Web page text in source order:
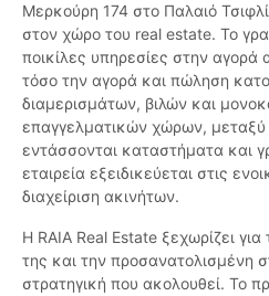
Μερκούρη 174 στο Παλαιό
στον χώρο του real estate. Το
ποικίλες υπηρεσίες στην αγορά
τόσο την αγορά και πώληση
διαμερισμάτων, βιλών και
επαγγελματικών χώρων,
εντάσσονται καταστήματα και
εταιρεία εξειδικεύεται στις
διαχείριση ακινήτων.
Η RAIA Real Estate ξεχωρίζει
της και την προσανατολισμένη
στρατηγική που ακολουθεί. Το